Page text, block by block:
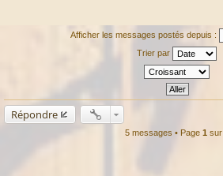
Afficher les messages postés depuis :
Trier par
Répondre
5 messages • Page 1 sur